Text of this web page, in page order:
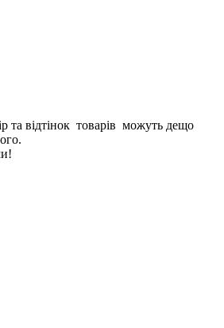
та відтінок товарів можуть дещо